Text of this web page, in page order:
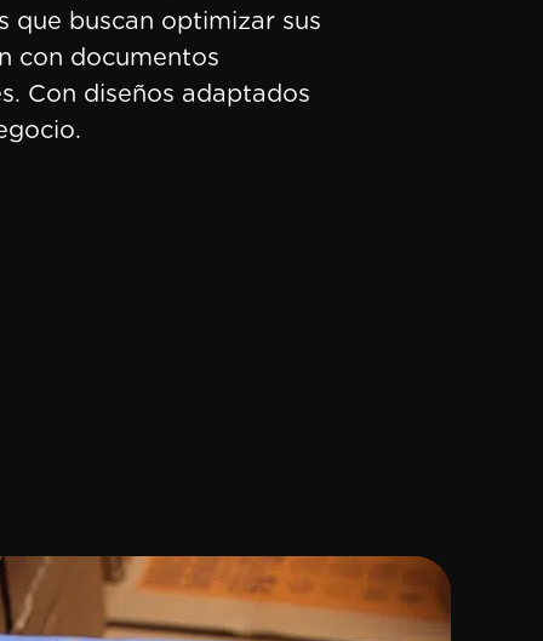
que buscan optimizar sus
con documentos
Con diseños adaptados